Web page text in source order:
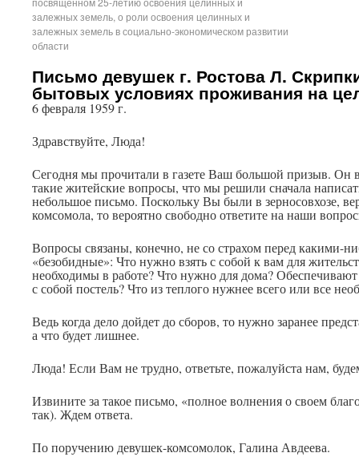
залежных земель, о роли освоения целинных и
залежных земель в социально-экономическом развитии
области
Письмо девушек г. Ростова Л.
бытовых условиях проживания на
6 февраля 1959 г.
Здравствуйте, Люда!
Сегодня мы прочитали в газете Ваш большой призыв. Он
такие житейские вопросы, что мы решили сначала
небольшое письмо. Поскольку Вы были в зерносовхозе,
комсомола, то вероятно свободно ответите на наши
Вопросы связаны, конечно, не со страхом перед какими-
«безобидные»: Что нужно взять с собой к вам для
необходимы в работе? Что нужно для дома?
с собой постель? Что из теплого нужнее всего или все
Ведь когда дело дойдет до сборов, то нужно заранее
а что будет лишнее.
Люда! Если Вам не трудно, ответьте, пожалуйста нам,
Извините за такое письмо, «полное волнения о своем
так). Ждем ответа.
По поручению девушек-комсомолок, Галина Авдеева.